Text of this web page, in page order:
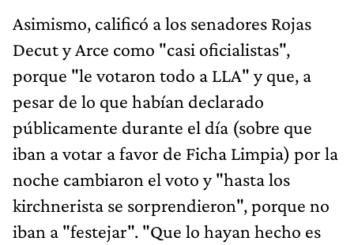
Asimismo, calificó a los senadores Rojas
Decut y Arce como "casi oficialistas",
porque "le votaron todo a LLA" y que, a
pesar de lo que habían declarado
públicamente durante el día (sobre que
iban a votar a favor de Ficha Limpia) por la
noche cambiaron el voto y "hasta los
kirchnerista se sorprendieron", porque no
iban a "festejar". "Que lo hayan hecho es